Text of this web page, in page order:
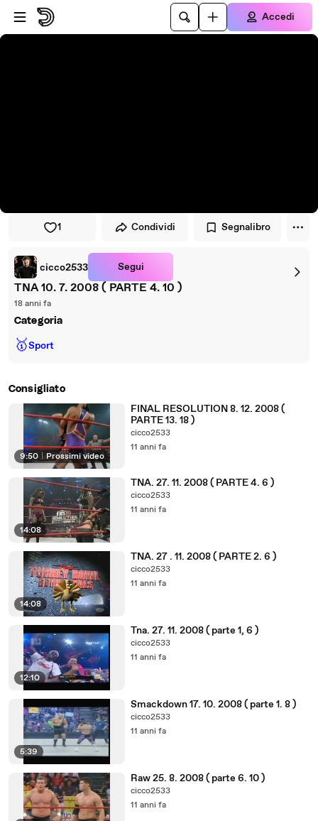
Vai al lettore
Passa al contenuto principale
Accedi
1 Condividi Segnalibro
cicco2533 Segui
TNA 10. 7. 2008 ( PARTE 4. 10 )
18 anni fa
Categoria
🥇Sport
Consigliato
9:50 Prossimi video
FINAL RESOLUTION 8. 12. 2008 (
PARTE 13. 18 )
cicco2533
11 anni fa
14:08
TNA. 27. 11. 2008 ( PARTE 4. 6 )
cicco2533
11 anni fa
14:08
TNA. 27 . 11. 2008 ( PARTE 2. 6 )
cicco2533
11 anni fa
12:10
Tna. 27. 11. 2008 ( parte 1, 6 )
cicco2533
11 anni fa
5:39
Smackdown 17. 10. 2008 ( parte 1. 8 )
cicco2533
11 anni fa
Raw 25. 8. 2008 ( parte 6. 10 )
cicco2533
11 anni fa